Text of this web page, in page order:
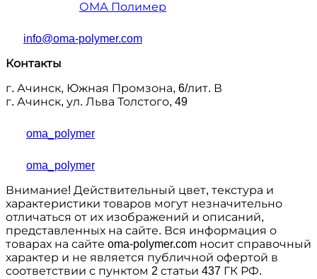
ОМА Полимер
info@oma-polymer.com
Контакты
г. Ачинск, Южная Промзона, 6/лит. В
г. Ачинск, ул. Льва Толстого, 49
oma_polymer
oma_polymer
Внимание! Действительный цвет, текстура и
характеристики товаров могут незначительно
отличаться от их изображений и описаний,
представленных на сайте. Вся информация о
товарах на сайте oma-polymer.com носит справочный
характер и не является публичной офертой в
соответствии с пунктом 2 статьи 437 ГК РФ.